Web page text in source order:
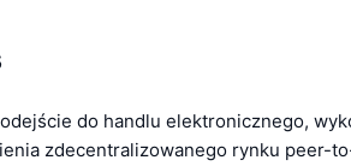
do handlu elektronicznego,
zdecentralizowanego rynku peer-